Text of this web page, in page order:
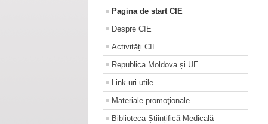
Pagina de start CIE
Despre CIE
Activități CIE
Republica Moldova și UE
Link-uri utile
Materiale promoţionale
Biblioteca Științifică Medicală